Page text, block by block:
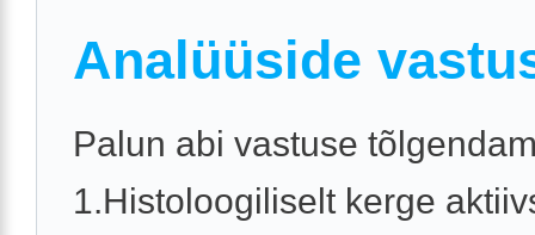
Analüüside
Palun abi vastuse
1.Histoloogiliselt kerge